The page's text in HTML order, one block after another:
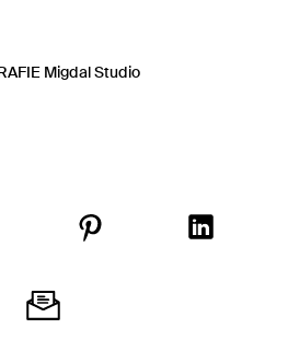
Migdal Studio